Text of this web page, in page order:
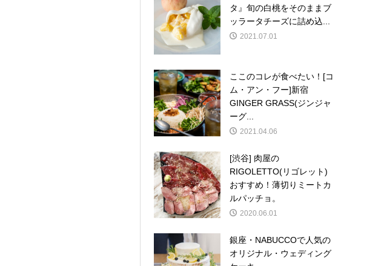
タ』旬の白桃をそのままブ
ッラータチーズに詰め込...
2021.07.01
ここのコレが食べたい！[コ
ム・アン・フー]新宿
GINGER GRASS(ジンジャ
ーグ...
2021.04.06
[渋谷] 肉屋の
RIGOLETTO(リゴレット)
おすすめ！薄切りミートカ
ルパッチョ。
2020.06.01
銀座・NABUCCOで人気の
オリジナル・ウェディング